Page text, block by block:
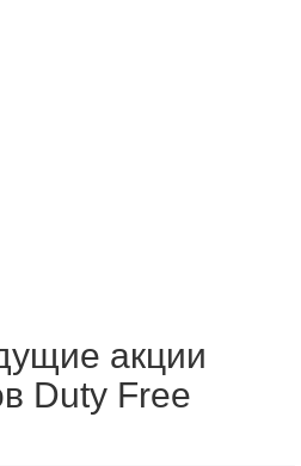
акции
Duty Free